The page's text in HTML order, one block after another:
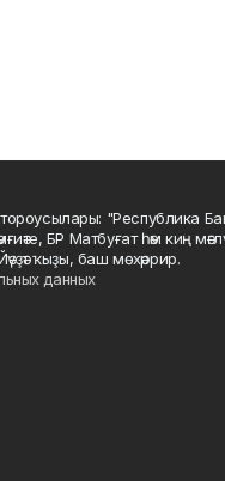
"Республика
БР Матбуғат һәм киң
ҡыҙы, баш мөхәррир.
данных